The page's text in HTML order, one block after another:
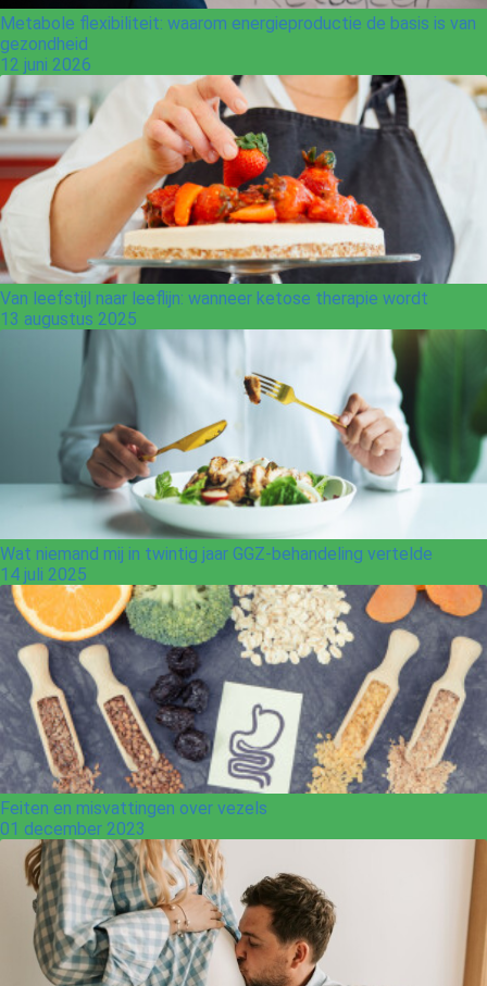
Metabole flexibiliteit: waarom energieproductie de basis is van
gezondheid
12 juni 2026
Van leefstijl naar leeflijn: wanneer ketose therapie wordt
13 augustus 2025
Wat niemand mij in twintig jaar GGZ-behandeling vertelde
14 juli 2025
Feiten en misvattingen over vezels
01 december 2023